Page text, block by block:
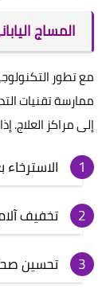
المساج
مع تطور
ممارسة تقنيات
إلى مراكز العلاج.
تخفيف
تحسين